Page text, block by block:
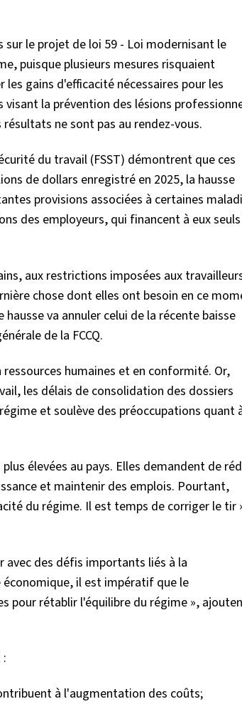
le projet de loi 59 - Loi modernisant le
puisque plusieurs mesures risquaient
gains d'efficacité nécessaires pour les
la prévention des lésions
ne sont pas au rendez-vous.
du travail (FSST) démontrent que ces
de dollars enregistré en 2025, la hausse
provisions associées à certaines
des employeurs, qui financent à eux
aux restrictions imposées aux
chose dont elles ont besoin en ce
va annuler celui de la récente baisse
de la FCCQ.
humaines et en conformité. Or,
les délais de consolidation des dossiers
et soulève des préoccupations quant
élevées au pays. Elles demandent de
et maintenir des emplois. Pourtant,
du régime. Il est temps de corriger le tir
avec des défis importants liés à la
il est impératif que le
pour rétablir l'équilibre du régime »,
à l'augmentation des coûts;